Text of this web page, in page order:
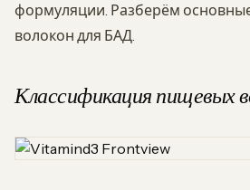
формуляции. Разберём
волокон для БАД.
Классификация пищевых